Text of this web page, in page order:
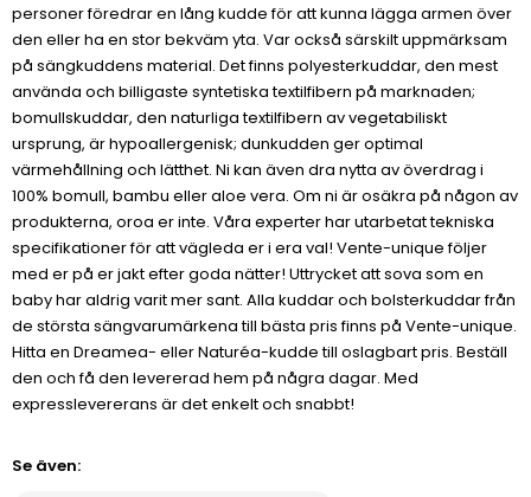
personer föredrar en lång kudde för att kunna lägga armen över
den eller ha en stor bekväm yta. Var också särskilt uppmärksam
på sängkuddens material. Det finns polyesterkuddar, den mest
använda och billigaste syntetiska textilfibern på marknaden;
bomullskuddar, den naturliga textilfibern av vegetabiliskt
ursprung, är hypoallergenisk; dunkudden ger optimal
värmehållning och lätthet. Ni kan även dra nytta av överdrag i
100% bomull, bambu eller aloe vera. Om ni är osäkra på någon av
produkterna, oroa er inte. Våra experter har utarbetat tekniska
specifikationer för att vägleda er i era val! Vente-unique följer
med er på er jakt efter goda nätter! Uttrycket att sova som en
baby har aldrig varit mer sant. Alla kuddar och bolsterkuddar från
de största sängvarumärkena till bästa pris finns på Vente-unique.
Hitta en Dreamea- eller Naturéa-kudde till oslagbart pris. Beställ
den och få den levererad hem på några dagar. Med
expresslevererans är det enkelt och snabbt!
Se även: